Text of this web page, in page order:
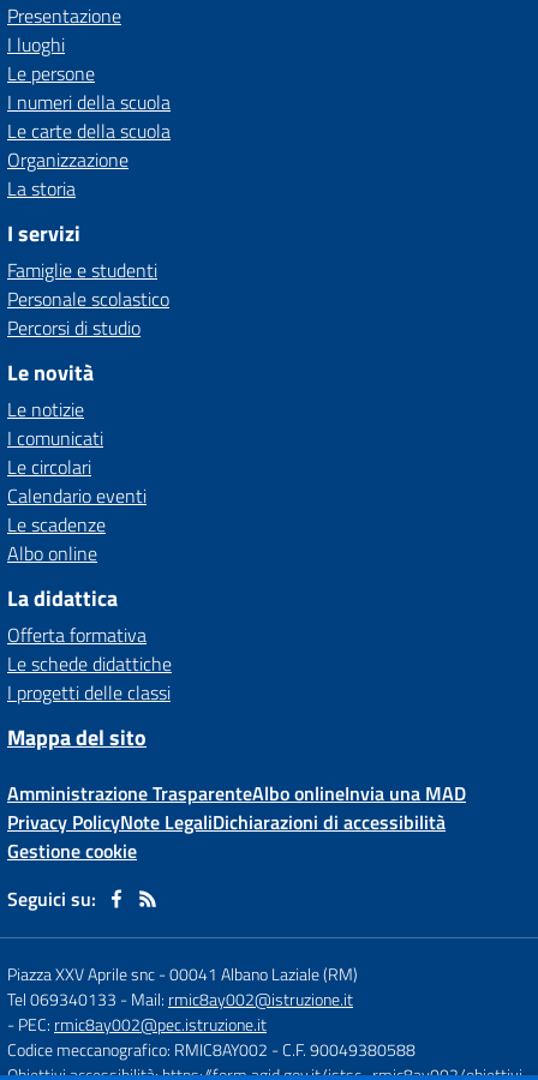
Presentazione
I luoghi
Le persone
I numeri della scuola
Le carte della scuola
Organizzazione
La storia
I servizi
Famiglie e studenti
Personale scolastico
Percorsi di studio
Le novità
Le notizie
I comunicati
Le circolari
Calendario eventi
Le scadenze
Albo online
La didattica
Offerta formativa
Le schede didattiche
I progetti delle classi
Mappa del sito
Amministrazione TrasparenteAlbo onlineInvia una MAD
Privacy PolicyNote LegaliDichiarazioni di accessibilità
Gestione cookie
Seguici su:
Piazza XXV Aprile snc-00041 Albano Laziale (RM)
Tel 069340133 - Mail: rmic8ay002@istruzione.it
- PEC: rmic8ay002@pec.istruzione.it
Codice meccanografico: RMIC8AY002 - C.F. 90049380588
Obiettivi accessibilità:https://form.agid.gov.it/istsc_rmic8ay002/obiettivi